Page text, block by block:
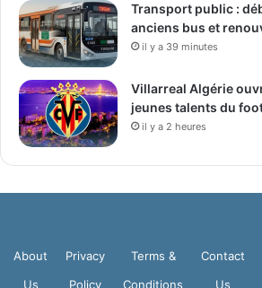
Transport public :
anciens bus et
il y a 39 minutes
Villarreal Algérie
jeunes talents du
il y a 2 heures
About
Us
Privacy
Policy
Terms &
Conditions
Contact
Us